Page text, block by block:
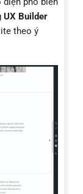
UX Builder
theo ý